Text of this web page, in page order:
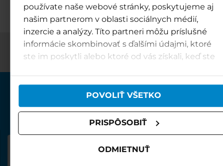
používate naše webové stránky, poskytujeme aj
našim partnerom v oblasti sociálnych médií,
inzercie a analýzy. Títo partneri môžu príslušné
informácie skombinovať s ďalšími údajmi, ktoré
ste im poskytli alebo ktoré od vás získali, keď ste
POVOLIŤ VŠETKO
PRISPÔSOBIŤ
ODMIETNUŤ
MÖLLTALSKÝ LEDOVEC
OTEVŘENO